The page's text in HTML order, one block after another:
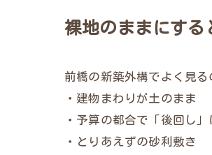
裸地のままにす
前橋の新築外構でよく見る
・建物まわりが土のまま
・予算の都合で「後回し
・とりあえずの砂利敷き